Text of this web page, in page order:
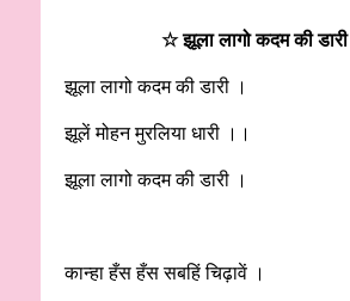
☆ झूला लागो कदम की डारी
झूला लागो कदम की डारी ।
झूलें मोहन मुरलिया धारी ।।
झूला लागो कदम की डारी ।
कान्हा हँस हँस सबहिं चिढ़ावें ।